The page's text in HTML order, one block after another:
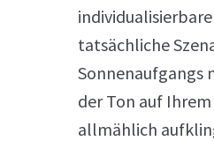
tatsächliche
Sonnenaufgangs
der Ton auf
allmählich